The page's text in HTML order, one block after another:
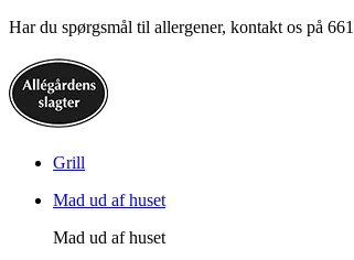
Har du spørgsmål til allergener, kontakt os på
Grill
Mad ud af huset
Mad ud af huset